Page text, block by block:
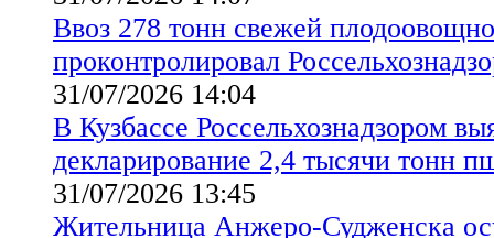
Ввоз 278 тонн свежей
проконтролировал
31/07/2026 14:04
В Кузбассе Россельхознадзором
декларирование 2,4 тысячи тонн
31/07/2026 13:45
Жительница Анжеро-Судженска